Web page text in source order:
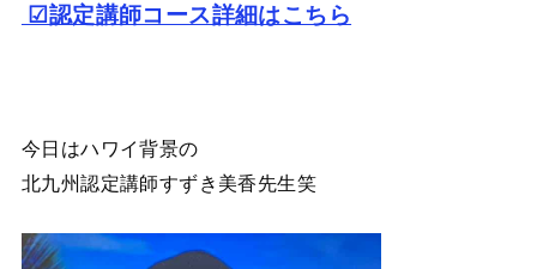
☑認定講師コース詳細はこちら
今日はハワイ背景の
北九州認定講師すずき美香先生笑